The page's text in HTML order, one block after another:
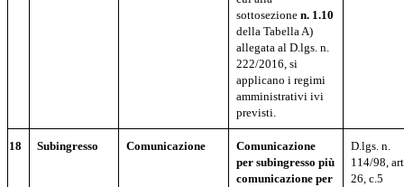
sottosezionen. 1.10
della Tabella A)
allegata al D.lgs. n.
222/2016, si
applicano i regimi
amministrativi ivi
previsti.
18 Subingresso Comunicazione
Comunicazione
per subingresso più
comunicazione per
D.lgs. n.
114/98,
26, c.5